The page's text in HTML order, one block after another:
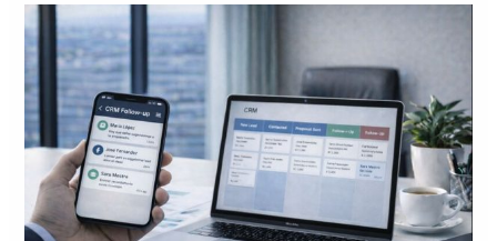
Seguimiento
automático:
cómo
no
perder
leads
cuando
estás
trabajando